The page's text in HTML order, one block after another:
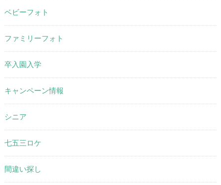
ベビーフォト
ファミリーフォト
卒入園入学
キャンペーン情報
シニア
七五三ロケ
間違い探し